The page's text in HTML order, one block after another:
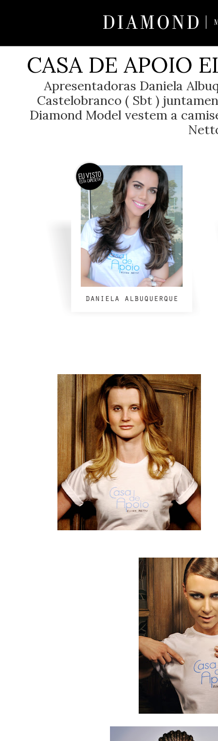
CASA DE APOIO
Apresentadoras Daniela
Castelobranco ( Sbt )
Diamond Model vestem a